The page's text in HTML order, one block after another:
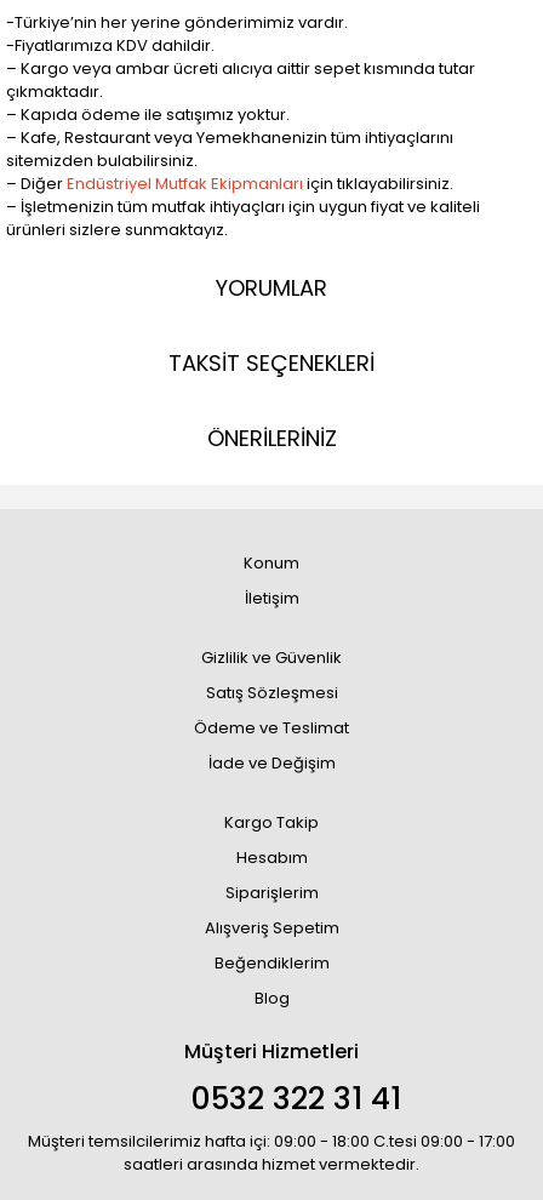
-Türkiye’nin her yerine gönderimimiz vardır.
-Fiyatlarımıza KDV dahildir.
– Kargo veya ambar ücreti alıcıya aittir sepet kısmında tutar
çıkmaktadır.
– Kapıda ödeme ile satışımız yoktur.
– Kafe, Restaurant veya Yemekhanenizin tüm ihtiyaçlarını
sitemizden bulabilirsiniz.
– DiğerEndüstriyel Mutfak Ekipmanları için tıklayabilirsiniz.
– İşletmenizin tüm mutfak ihtiyaçları için uygun fiyat ve kaliteli
ürünleri sizlere sunmaktayız.
YORUMLAR
TAKSİT SEÇENEKLERİ
ÖNERİLERİNİZ
Konum
İletişim
Gizlilik ve Güvenlik
Satış Sözleşmesi
Ödeme ve Teslimat
İade ve Değişim
Kargo Takip
Hesabım
Siparişlerim
Alışveriş Sepetim
Beğendiklerim
Blog
Müşteri Hizmetleri
0532 322 31 41
Müşteri temsilcilerimiz hafta içi: 09:00 - 18:00 C.tesi 09:00 - 17:00
saatleri arasında hizmet vermektedir.